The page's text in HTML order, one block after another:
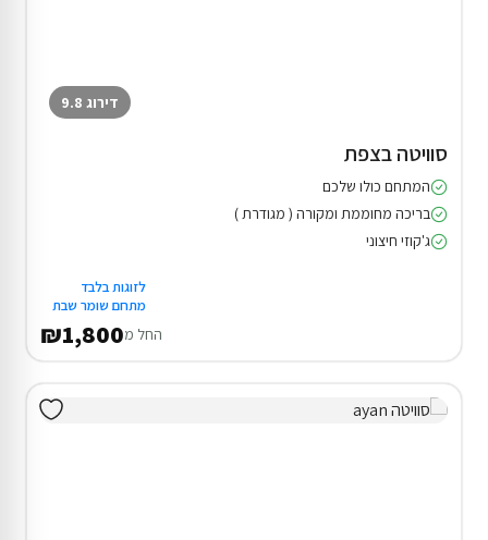
דירוג 9.8
סוויטה בצפת
המתחם כולו שלכם
בריכה מחוממת ומקורה ( מגודרת )
ג'קוזי חיצוני
לזוגות בלבד
מתחם שומר שבת
החל מ₪1,800